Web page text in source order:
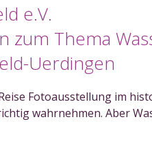
e.V.
zum Thema
Uerdingen
Fotoausstellung im
wahrnehmen. Aber